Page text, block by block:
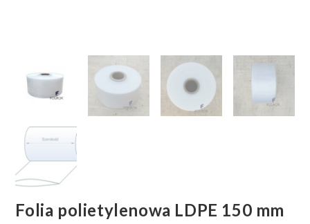
Folia polietylenowa LDPE 150 mm